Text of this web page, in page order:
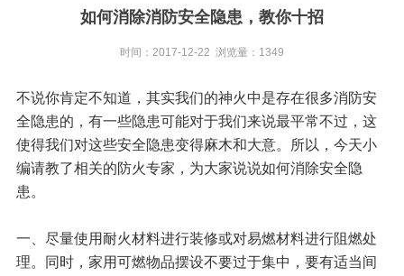
如何消除消防安全隐患，教你十招
时间：2017-12-22 浏览量：1349
不说你肯定不知道，其实我们的神火中是存在很多消防安
全隐患的，有一些隐患可能对于我们来说最平常不过，这
使得我们对这些安全隐患变得麻木和大意。所以，今天小
编请教了相关的防火专家，为大家说说如何消除安全隐
患。
一、尽量使用耐火材料进行装修或对易燃材料进行阻燃处
理。同时，家用可燃物品摆设不要过于集中，要有适当间